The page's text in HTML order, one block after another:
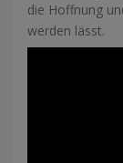
die Hoffnung
werden lässt.